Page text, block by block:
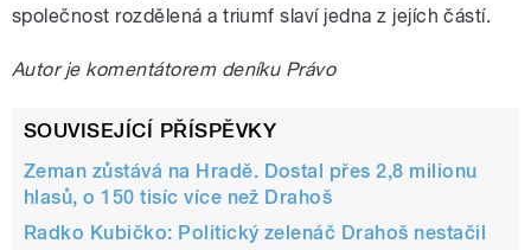
společnost rozdělená a triumf slaví jedna z jejích částí.
Autor je komentátorem deníku Právo
SOUVISEJÍCÍ PŘÍSPĚVKY
Zeman zůstává na Hradě. Dostal přes 2,8 milionu
hlasů, o 150 tisíc více než Drahoš
Radko Kubičko: Politický zelenáč Drahoš nestačil